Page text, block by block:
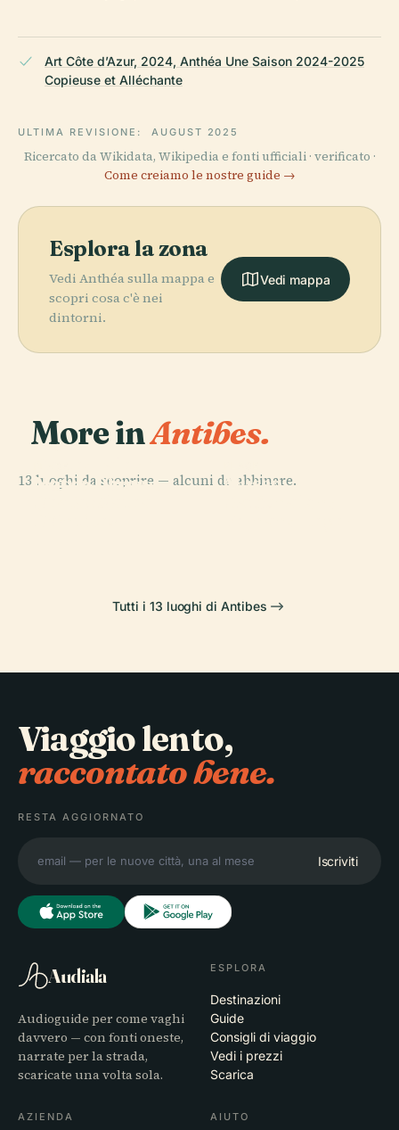
Art Côte d’Azur, 2024, Anthéa Une Saison 2024-2025
Copieuse et Alléchante
ULTIMA REVISIONE: AUGUST 2025
Ricercato da Wikidata, Wikipedia e fonti ufficiali · verificato ·
Come creiamo le nostre guide →
Esplora la zona
Vedi Anthéa sulla mappa e
scopri cosa c'è nei
dintorni.
Vedi mappa
More inAntibes.
13 luoghi da scoprire — alcuni da abbinare.
Museo Picasso
PLACE
PLACE
Notre-Dame-
Museo
Tutti i 13 luoghi di Antibes
Viaggio lento,
raccontato bene.
RESTA AGGIORNATO
Iscriviti
Audiala
Audioguide per come vaghi
davvero — con fonti oneste,
narrate per la strada,
scaricate una volta sola.
ESPLORA
Destinazioni
Guide
Consigli di viaggio
Vedi i prezzi
Scarica
AZIENDA AIUTO